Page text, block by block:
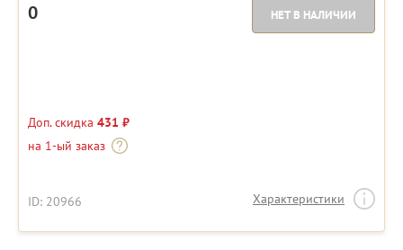
0 НЕТ В НАЛИЧИИ
Доп. скидка 431 ₽
на 1-ый заказ
ID: 20966 Характеристики